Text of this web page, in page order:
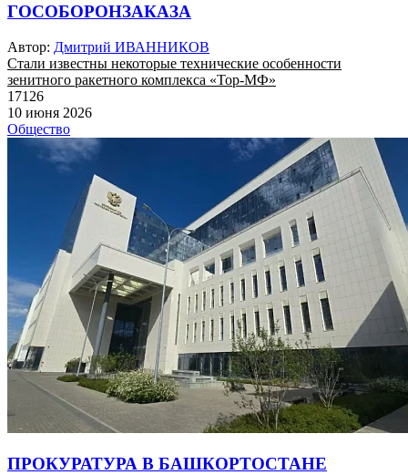
ГОСОБОРОНЗАКАЗА
Автор: Дмитрий ИВАННИКОВ
Стали известны некоторые технические особенности
зенитного ракетного комплекса «Тор-МФ»
17126
10 июня 2026
Общество
ПРОКУРАТУРА В БАШКОРТОСТАНЕ